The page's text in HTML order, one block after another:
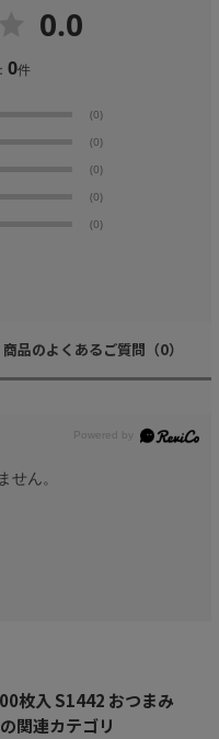
0.0
0件
(0)
(0)
(0)
(0)
(0)
商品のよくあるご質問 （0）
せん。
枚入 S1442 おつまみ
関連カテゴリ